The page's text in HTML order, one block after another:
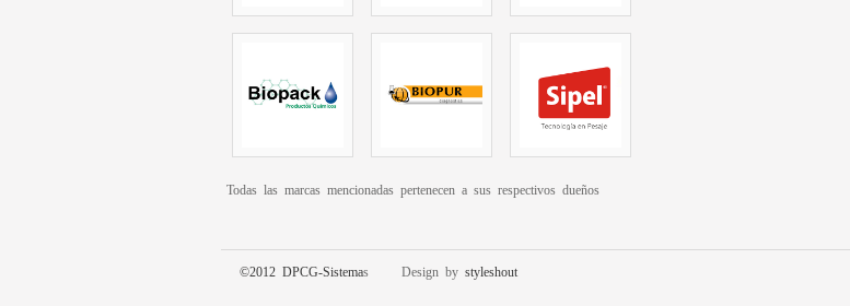
Todas las marcas mencionadas pertenecen a sus respectivos dueños
©2012 DPCG-Sistemas Design by styleshout